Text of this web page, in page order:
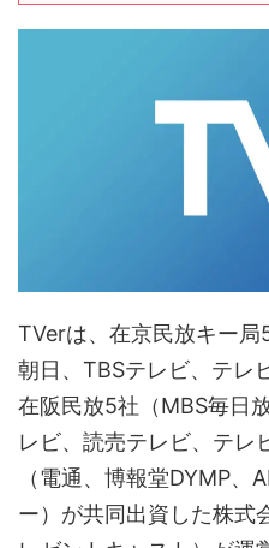
TVerは、在京民放キー
朝日、TBSテレビ、テレ
在阪民放5社（MBS毎日
レビ、読売テレビ、テレ
（電通、博報堂DYMP、
ー）が共同出資した株式